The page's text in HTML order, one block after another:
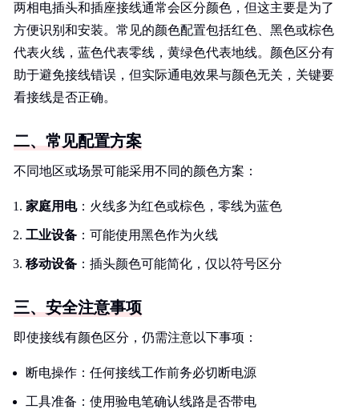
两相电插头和插座接线通常会区分颜色，但这主要是为了
方便识别和安装。常见的颜色配置包括红色、黑色或棕色
代表火线，蓝色代表零线，黄绿色代表地线。颜色区分有
助于避免接线错误，但实际通电效果与颜色无关，关键要
看接线是否正确。
二、常见配置方案
不同地区或场景可能采用不同的颜色方案：
家庭用电：火线多为红色或棕色，零线为蓝色
工业设备 ：可能使用黑色作为火线
移动设备 ：插头颜色可能简化，仅以符号区分
三、安全注意事项
即使接线有颜色区分，仍需注意以下事项：
断电操作：任何接线工作前务必切断电源
工具准备：使用验电笔确认线路是否带电